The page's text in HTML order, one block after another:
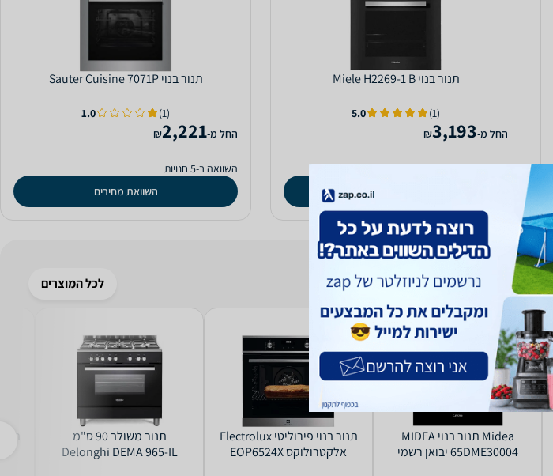
‏תנור בנוי Miele H2269-1 B
(1)
5.0
‫החל מ-3,193
₪
השוואה ב-6 חנויות
השוואת מחירים
‏תנור בנוי Sauter Cuisine 7071P
(1)
1.0
‫החל מ-2,221
₪
השוואה ב-5 חנויות
השוואת מחירים
לכל המוצרים
Midea תנור בנוי MIDEA
65DME30004 יבואן רשמי
תנור בנוי פירוליטי Electrolux
אלקטרולוקס EOP6524X
תנור משולב 90 ס"מ
Delonghi DEMA 965-IL